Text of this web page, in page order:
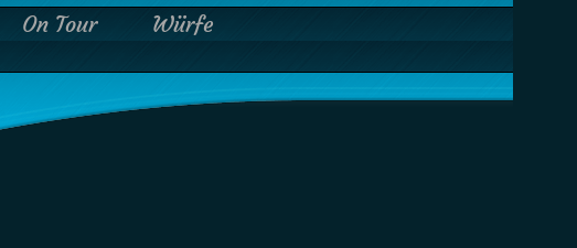
On Tour
Würfe